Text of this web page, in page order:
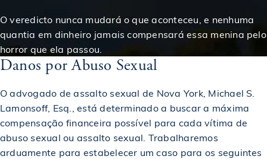
O veredicto nunca mudará o que aconteceu, e nenhuma
quantia em dinheiro jamais compensará essa menina pelo
horror que ela passou.
Danos por Abuso Sexual
O advogado de assalto sexual de Nova York, Michael S.
Lamonsoff, Esq., está determinado a buscar a máxima
compensação financeira possível para cada vítima de
abuso sexual ou assalto sexual. Trabalharemos
arduamente para estabelecer um caso para os seguintes
$1,800,000 Premiado em um acidente de carro
$1,950,000 Premiado em um acidente de construção
$2,000,000
Concedido à vítima de um caso de desabamento de
$2,000,000 Acordo em caso de acidente de construção